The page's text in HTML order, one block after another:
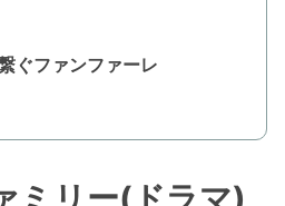
ぐファンファーレ
ミリー(ドラマ)